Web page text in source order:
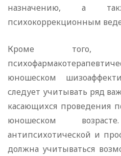
назначению, а
психокоррекционным
Кроме того,
юношеском
следует учитывать ряд
касающихся проведения
юношеском
антипсихотической и
должна учитываться